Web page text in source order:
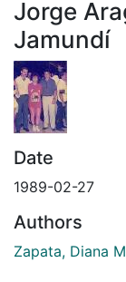
Jorge
Jamundí
Date
1989-02-27
Authors
Zapata, Diana